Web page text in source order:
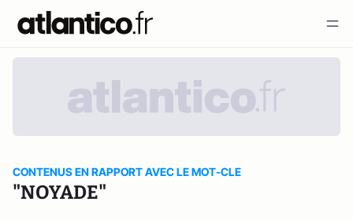
CONTENUS EN RAPPORT AVEC LE MOT-CLE
"NOYADE"